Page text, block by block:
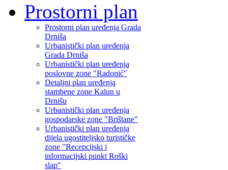
Prostorni plan
Prostorni plan uređenja Grada
Drniša
Urbanistički plan uređenja
Grada Drniša
Urbanistički plan uređenja
poslovne zone "Radonić"
Detaljni plan uređenja
stambene zone Kalun u
Drnišu
Urbanistički plan uređenja
gospodarske zone "Brištane"
Urbanistički plan uređenja
dijela ugostiteljsko turističke
zone "Recepcijski i
informacijski punkt Roški
slap"